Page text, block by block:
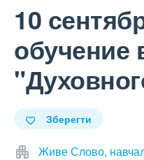
10
обучение
Зберегти
Живе Слово,